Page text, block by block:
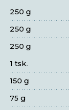
250 g
250 g
250 g
1 tsk.
150 g
75 g